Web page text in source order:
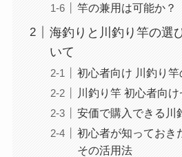
竿の兼用は可能か？
海釣りと川釣り竿の選
いて
初心者向け 川釣り
川釣り竿 初心者向
安価で購入できる川
初心者が知っておき
その活用法